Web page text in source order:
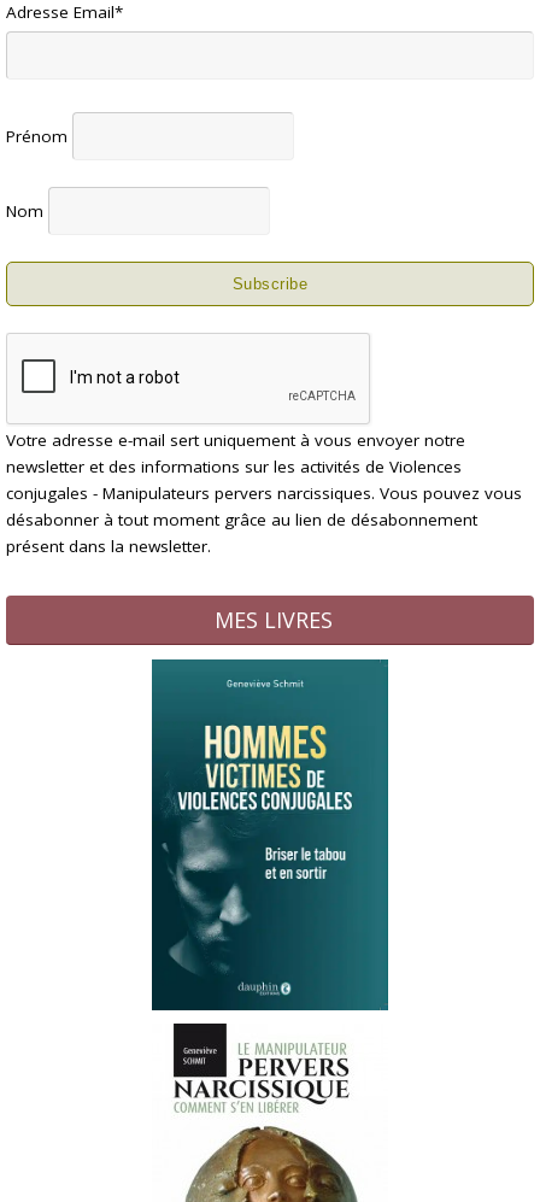
Adresse Email*
Prénom
Nom
Votre adresse e-mail sert uniquement à vous envoyer notre
newsletter et des informations sur les activités de Violences
conjugales - Manipulateurs pervers narcissiques. Vous pouvez vous
désabonner à tout moment grâce au lien de désabonnement
présent dans la newsletter.
MES LIVRES